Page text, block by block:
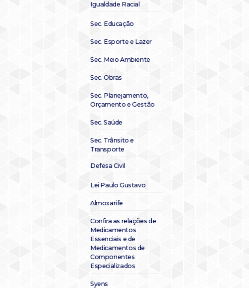
Igualdade Racial
Sec. Educação
Sec. Esporte e Lazer
Sec. Meio Ambiente
Sec. Obras
Sec. Planejamento,
Orçamento e Gestão
Sec. Saúde
Sec. Trânsito e
Transporte
Defesa Civil
Lei Paulo Gustavo
Almoxarife
Confira as relações de
Medicamentos
Essenciais e de
Medicamentos de
Componentes
Especializados
Syens